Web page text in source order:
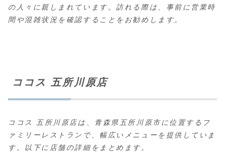
の人々に親しまれています。訪れる際は、事前に営業時
間や混雑状況を確認することをお勧めします。
ココス 五所川原店
ココス 五所川原店は、青森県五所川原市に位置するフ
ァミリーレストランで、幅広いメニューを提供していま
す。以下に店舗の詳細をまとめます。